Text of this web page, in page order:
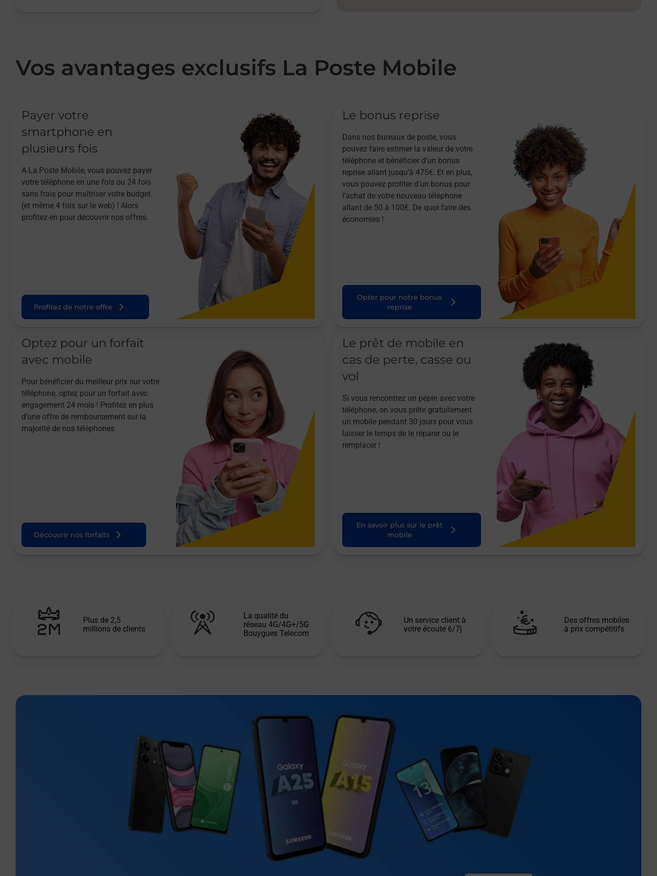
Vos avantages exclusifs La Poste Mobile
Payer votre
smartphone en
plusieurs fois
A La Poste Mobile, vous pouvez payer
votre téléphone en une fois ou 24 fois
sans frais pour maîtriser votre budget
(et même 4 fois sur le web) ! Alors
profitez-en pour découvrir nos offres.
Profitez de notre offre
Le bonus reprise
Dans nos bureaux de poste, vous
pouvez faire estimer la valeur de votre
téléphone et bénéficier d’un bonus
reprise allant jusqu’à 475€. Et en plus,
vous pouvez profiter d’un bonus pour
l’achat de votre nouveau téléphone
allant de 50 à 100€. De quoi faire des
économies !
Opter pour notre bonus
reprise
Optez pour un forfait
avec mobile
Pour bénéficier du meilleur prix sur votre
téléphone, optez pour un forfait avec
engagement 24 mois ! Profitez en plus
d’une offre de remboursement sur la
majorité de nos téléphones.
Découvrir nos forfaits
Le prêt de mobile en
cas de perte, casse ou
vol
Si vous rencontrez un pépin avec votre
téléphone, on vous prête gratuitement
un mobile pendant 30 jours pour vous
laisser le temps de le réparer ou le
remplacer !
En savoir plus sur le prêt
mobile
Plus de 2,5
millions de clients
La qualité du
réseau 4G/4G+/5G
Bouygues Telecom
Un service client à
votre écoute 6/7j
Des offres mobiles
à prix compétitifs